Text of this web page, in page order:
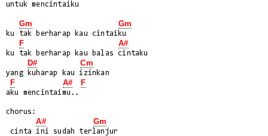
untuk mencintaiku
Gm Gm
ku tak berharap kau cintaiku
F A#
ku tak berharap kau balas cintaku
D# Cm
yang kuharap kau izinkan
F A# F
aku mencintaimu..
chorus:
A# Gm
cinta ini sudah terlanjur